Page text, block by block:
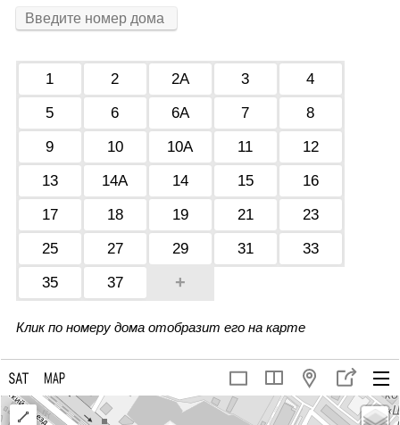
1 2 2А 3
4
5
6 6А 7
8
9
10 10А 11
12
13
14А 14 15
16
17
18 19 21
23
25
27 29 31
33
35
37 +
Клик по номеру дома отобразит его на карте
Draw